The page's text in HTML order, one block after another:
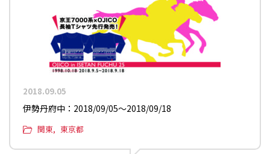
2018.09.05
伊勢丹府中：2018/09/05〜2018/09/18
関東 東京都